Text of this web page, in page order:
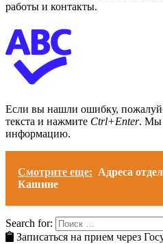
работы и контакты.
Если вы нашли ошибку,
текста и нажмите Ctrl+Enter. Мы
информацию.
Смотрите еще: Адреса
Кашине
Search for:
Записаться на прием через